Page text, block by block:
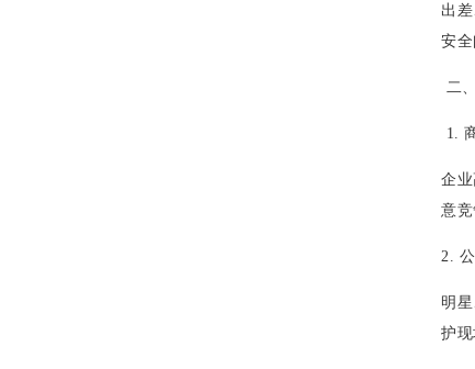
出
安全
二
1.
企
意
2.
明
护